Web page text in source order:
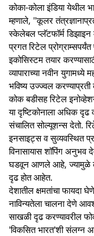
कोका-कोला इंडिया येथील
म्‍हणाले, ''कूलर
स्‍केलेबल प्‍लॅटफॉर्म
प्रगत रिटेल
इकोसिस्‍टम तयार
व्‍यापाराच्‍या नवीन युगामध्‍ये
भविष्‍य उज्‍ज्‍वल
कोक बडीसह रिटेल
या दृष्टिकोनाला अधिक दृढ
संचालित सोल्‍यूशन्‍स देतो.
इनसाइट्स व सुव्‍यवस्थित
विनासायास शॉपिंग अनुभव
घडवून आणले आहे, ज्‍यामुळे
दृढ होत आहेत.
देशातील क्षमतांचा फायदा
नाविन्‍यतेला चालना देणे
साखळी दृढ करण्‍यावरील
'विकसित भारत'शी संलग्‍न